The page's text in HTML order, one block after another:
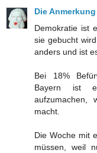
Die Anmerkung
Demokratie ist
sie gebucht
anders und ist
Bei 18%
Bayern ist
aufzumachen,
macht.
Die Woche mit
müssen, weil